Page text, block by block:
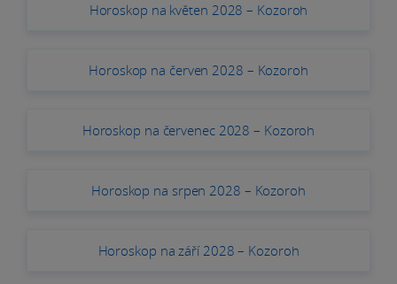
Horoskop na květen 2028 – Kozoroh
Horoskop na červen 2028 – Kozoroh
Horoskop na červenec 2028 – Kozoroh
Horoskop na srpen 2028 – Kozoroh
Horoskop na září 2028 – Kozoroh